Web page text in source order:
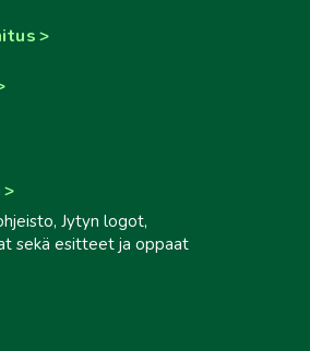
Jytyn logot,
sekä esitteet ja oppaat